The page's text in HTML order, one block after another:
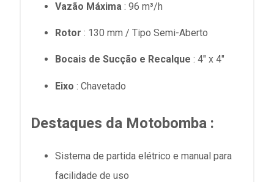
Vazão Máxima : 96 m³/h
Rotor : 130 mm / Tipo Semi-Aberto
Bocais de Sucção e Recalque : 4" x 4"
Eixo : ​​Chavetado
Destaques da Motobomba :
Sistema de partida elétrico e manual para
facilidade de uso